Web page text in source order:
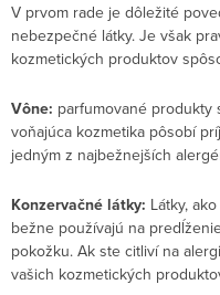
V prvom rade je dôležité
nebezpečné látky. Je však
kozmetických produktov
Vône: parfumované produkty
voňajúca kozmetika pôsobí
jedným z najbežnejších
Konzervačné látky: Látky,
bežne používajú na
pokožku. Ak ste citliví na
vašich kozmetických